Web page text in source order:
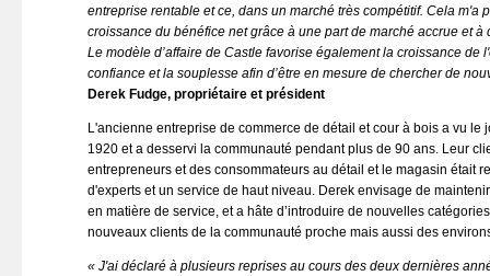
entreprise rentable et ce, dans un marché très compétitif. Cela m'a
croissance du bénéfice net grâce à une part de marché accrue et à
Le modèle d’affaire de Castle favorise également la croissance de
confiance et la souplesse afin d’être en mesure de chercher de
Derek Fudge, propriétaire et président
L'ancienne entreprise de commerce de détail et cour à bois a vu le
1920 et a desservi la communauté pendant plus de 90 ans. Leur
entrepreneurs et des consommateurs au détail et le magasin était
d'experts et un service de haut niveau. Derek envisage de
en matière de service, et a hâte d’introduire de nouvelles
nouveaux clients de la communauté proche mais aussi des
« J'ai déclaré à plusieurs reprises au cours des deux dernières